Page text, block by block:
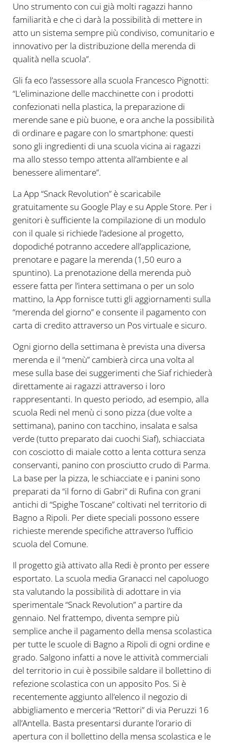
Uno strumento con cui già molti ragazzi hanno
familiarità e che ci darà la possibilità di mettere in
atto un sistema sempre più condiviso, comunitario e
innovativo per la distribuzione della merenda di
qualità nella scuola”.
Gli fa eco l’assessore alla scuola Francesco Pignotti:
“L’eliminazione delle macchinette con i prodotti
confezionati nella plastica, la preparazione di
merende sane e più buone, e ora anche la possibilità
di ordinare e pagare con lo smartphone: questi
sono gli ingredienti di una scuola vicina ai ragazzi
ma allo stesso tempo attenta all’ambiente e al
benessere alimentare”.
La App “Snack Revolution” è scaricabile
gratuitamente su Google Play e su Apple Store. Per i
genitori è sufficiente la compilazione di un modulo
con il quale si richiede l’adesione al progetto,
dopodiché potranno accedere all’applicazione,
prenotare e pagare la merenda (1,50 euro a
spuntino). La prenotazione della merenda può
essere fatta per l’intera settimana o per un solo
mattino, la App fornisce tutti gli aggiornamenti sulla
“merenda del giorno” e consente il pagamento con
carta di credito attraverso un Pos virtuale e sicuro.
Ogni giorno della settimana è prevista una diversa
merenda e il “menù” cambierà circa una volta al
mese sulla base dei suggerimenti che Siaf richiederà
direttamente ai ragazzi attraverso i loro
rappresentanti. In questo periodo, ad esempio, alla
scuola Redi nel menù ci sono pizza (due volte a
settimana), panino con tacchino, insalata e salsa
verde (tutto preparato dai cuochi Siaf), schiacciata
con cosciotto di maiale cotto a lenta cottura senza
conservanti, panino con prosciutto crudo di Parma.
La base per la pizza, le schiacciate e i panini sono
preparati da “il forno di Gabri” di Rufina con grani
antichi di “Spighe Toscane” coltivati nel territorio di
Bagno a Ripoli. Per diete speciali possono essere
richieste merende specifiche attraverso l’ufficio
scuola del Comune.
Il progetto già attivato alla Redi è pronto per essere
esportato. La scuola media Granacci nel capoluogo
sta valutando la possibilità di adottare in via
sperimentale “Snack Revolution” a partire da
gennaio. Nel frattempo, diventa sempre più
semplice anche il pagamento della mensa scolastica
per tutte le scuole di Bagno a Ripoli di ogni ordine e
grado. Salgono infatti a nove le attività commerciali
del territorio in cui è possibile saldare il bollettino di
refezione scolastica con un apposito Pos. Si è
recentemente aggiunto all’elenco il negozio di
abbigliamento e merceria “Rettori” di via Peruzzi 16
all’Antella. Basta presentarsi durante l’orario di
apertura con il bollettino della mensa scolastica e le